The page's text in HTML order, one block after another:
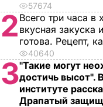
57674
2 Всего три часа в
вкусная закуска
готова. Рецепт,
40640
3"Такие могут
достичь высот".
институте
Драпатый